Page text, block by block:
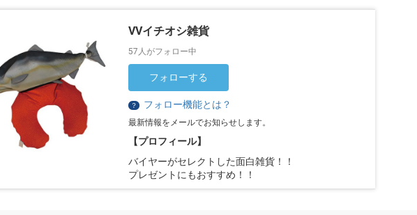
VVイチオシ雑貨
57人がフォロー中
フォローする
？ フォロー機能とは？
最新情報をメールでお知らせします。
【プロフィール】
バイヤーがセレクトした面白雑貨！！
プレゼントにもおすすめ！！